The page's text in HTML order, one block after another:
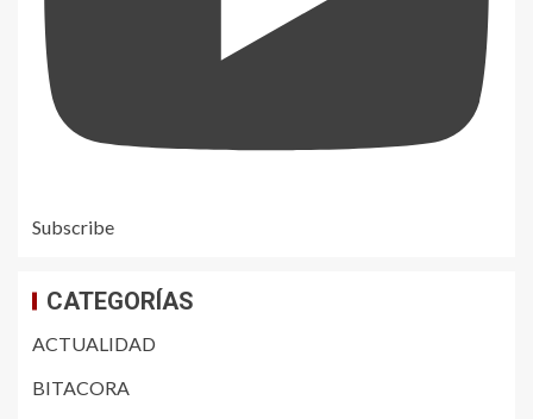
Subscribe
CATEGORÍAS
ACTUALIDAD
BITACORA